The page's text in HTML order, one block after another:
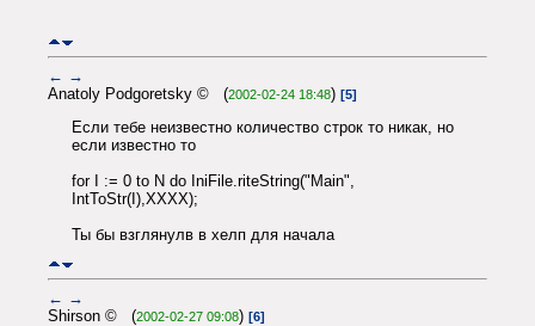
← →
Anatoly Podgoretsky © (2002-02-24 18:48) [5]
Если тебе неизвестно количество строк то никак, но
если известно то
for I := 0 to N do IniFile.riteString("Main",
IntToStr(I),XXXX);
Ты бы взглянулв в хелп для начала
← →
Shirson © (2002-02-27 09:08) [6]